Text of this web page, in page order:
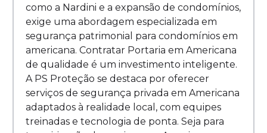
como a Nardini e a expansão de condomínios,
exige uma abordagem especializada em
segurança patrimonial para condomínios em
americana. Contratar Portaria em Americana
de qualidade é um investimento inteligente.
A PS Proteção se destaca por oferecer
serviços de segurança privada em Americana
adaptados à realidade local, com equipes
treinadas e tecnologia de ponta. Seja para